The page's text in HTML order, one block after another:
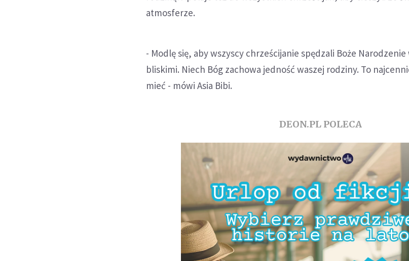
atmosferze.
- Modlę się, aby wszyscy chrześcijanie spędzali Boże
bliskimi. Niech Bóg zachowa jedność waszej rodziny. To
mieć - mówi Asia Bibi.
DEON.PL POLECA